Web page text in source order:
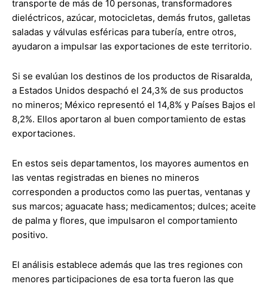
transporte de más de 10 personas, transformadores
dieléctricos, azúcar, motocicletas, demás frutos, galletas
saladas y válvulas esféricas para tubería, entre otros,
ayudaron a impulsar las exportaciones de este territorio.
Si se evalúan los destinos de los productos de Risaralda,
a Estados Unidos despachó el 24,3% de sus productos
no mineros; México representó el 14,8% y Países Bajos el
8,2%. Ellos aportaron al buen comportamiento de estas
exportaciones.
En estos seis departamentos, los mayores aumentos en
las ventas registradas en bienes no mineros
corresponden a productos como las puertas, ventanas y
sus marcos; aguacate hass; medicamentos; dulces; aceite
de palma y flores, que impulsaron el comportamiento
positivo.
El análisis establece además que las tres regiones con
menores participaciones de esa torta fueron las que